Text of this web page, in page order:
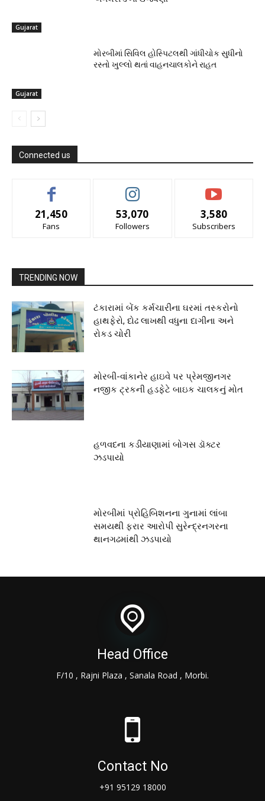
Gujarat
Gujarat
મોરબીમાં સિવિલ હોસ્પિટલથી ગાંધીચોક સુધીનો
રસ્તો ખુલ્લો થતાં વાહનચાલકોને રાહત
Connected us
21,450
Fans
53,070
Followers
3,580
Subscribers
TRENDING NOW
ટંકારામાં બેંક કર્મચારીના ઘરમાં તસ્કરોનો
હાથફેરો, દોઢ લાખથી વધુના દાગીના અને
રોકડ ચોરી
મોરબી-વાંકાનેર હાઇવે પર પ્રેમજીનગર
નજીક ટ્રકની હડફેટે બાઇક ચાલકનું મોત
હળવદના કડીયાણામાં બોગસ ડૉક્ટર
ઝડપાયો
મોરબીમાં પ્રોહિબિશનના ગુનામાં લાંબા
સમયથી ફરાર આરોપી સુરેન્દ્રનગરના
થાનગઢમાંથી ઝડપાયો
Head Office
F/10 , Rajni Plaza , Sanala Road , Morbi.
Contact No
+91 95129 18000